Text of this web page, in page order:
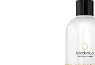
ajuda na
e promovendo
Finalizador
Liss (275ml)
necessidade de